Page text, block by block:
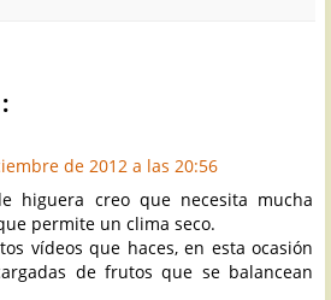
de 2012 a las 20:56
higuera creo que necesita mucha
permite un clima seco.
vídeos que haces, en esta ocasión
de frutos que se balancean